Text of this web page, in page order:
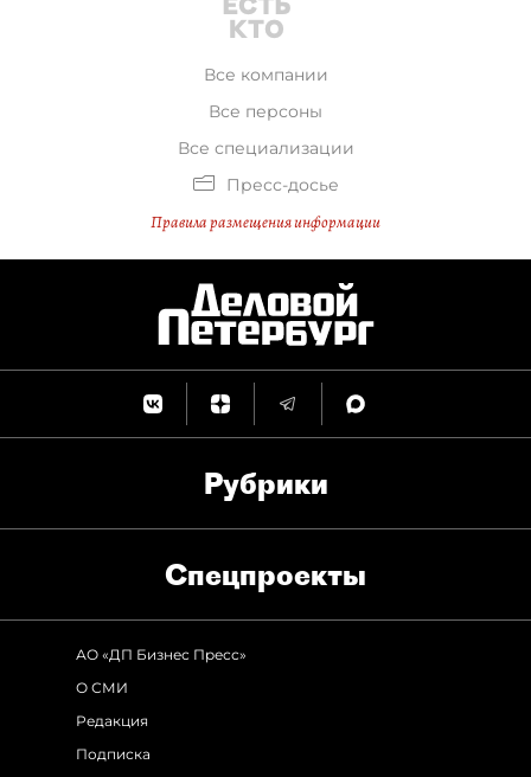
Все компании
Все персоны
Все специализации
Пресс-досье
Правила размещения информации
Рубрики
Спец­проекты
АО «ДП Бизнес Пресс»
О СМИ
Редакция
Подписка